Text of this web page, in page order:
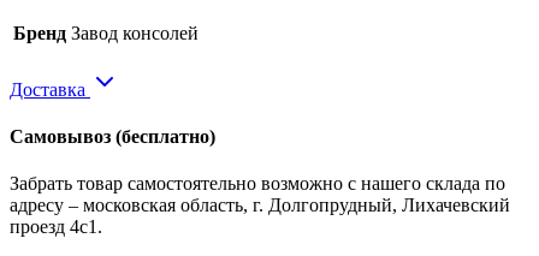
Бренд Завод консолей
Доставка
Самовывоз (бесплатно)
Забрать товар самостоятельно возможно с нашего склада по
адресу – московская область, г. Долгопрудный, Лихачевский
проезд 4с1.